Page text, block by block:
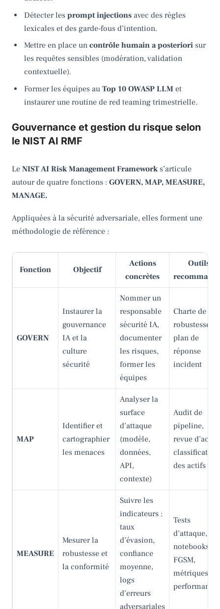
Détecter les prompt injectionsavec des règles
lexicales et des garde-fous d’intention.
Mettre en place un contrôle humain a posteriorisur
les requêtes sensibles (modération, validation
contextuelle).
Former les équipes au Top 10 OWASP LLMet
instaurer une routine de red teaming trimestrielle.
Gouvernance et gestion du risque selon
le NIST AI RMF
Le NIST AI Risk Management Frameworks’articule
autour de quatre fonctions : GOVERN, MAP, MEASURE,
MANAGE.
Appliquées à la sécurité adversariale, elles forment une
méthodologie de référence :
Fonction Objectif
Actions
concrètes
Outils
GOVERN
Instaurer la
gouvernance
IA et la
culture
sécurité
Nommer un
responsable
sécurité IA,
documenter
les risques,
former les
équipes
Charte de
robustesse
plan de
réponse
incident
MAP
Identifier et
cartographier
les menaces
Analyser la
surface
d’attaque
(modèle,
données,
API,
contexte)
Audit de
pipeline,
revue
classification
des actifs
MEASURE
Mesurer la
robustesse et
la conformité
Suivre les
indicateurs :
taux
d’évasion,
confiance
moyenne,
logs
d’erreurs
adversariales
Tests
d’attaque,
notebooks
FGSM,
métriques de
performance